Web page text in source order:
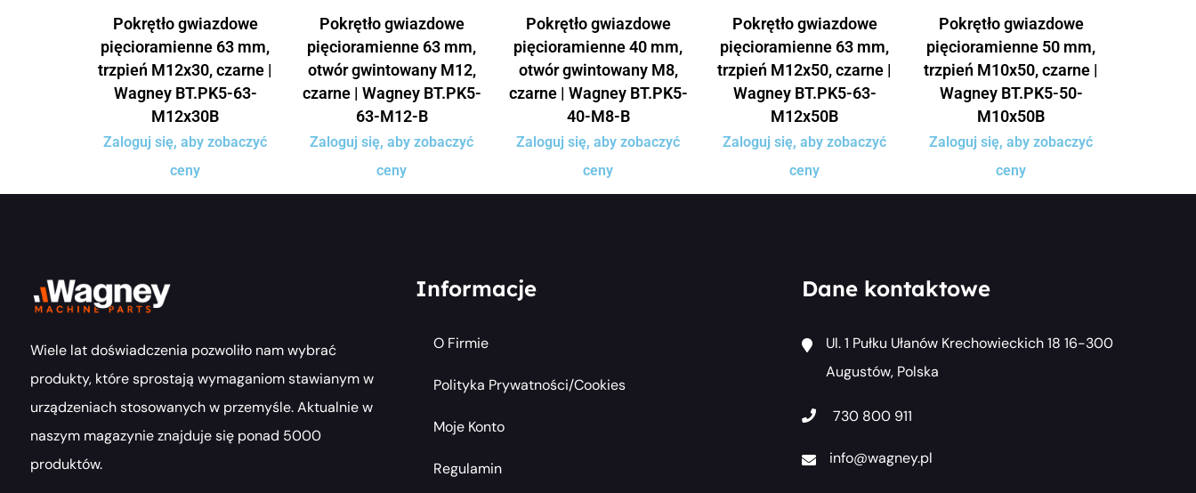
Pokrętło gwiazdowe
pięcioramienne 63 mm,
trzpień M12x30, czarne |
Wagney BT.PK5-63-
M12x30B
Zaloguj się, aby zobaczyć
ceny
Pokrętło gwiazdowe
pięcioramienne 63 mm,
otwór gwintowany M12,
czarne | Wagney BT.PK5-
63-M12-B
Zaloguj się, aby zobaczyć
ceny
Pokrętło gwiazdowe
pięcioramienne 40 mm,
otwór gwintowany M8,
czarne | Wagney BT.PK5-
40-M8-B
Zaloguj się, aby zobaczyć
ceny
Pokrętło gwiazdowe
pięcioramienne 63 mm,
trzpień M12x50, czarne |
Wagney BT.PK5-63-
M12x50B
Zaloguj się, aby zobaczyć
ceny
Pokrętło gwiazdowe
pięcioramienne 50 mm,
trzpień M10x50, czarne |
Wagney BT.PK5-50-
M10x50B
Zaloguj się, aby zobaczyć
ceny
Wiele lat doświadczenia pozwoliło nam wybrać
produkty, które sprostają wymaganiom stawianym w
urządzeniach stosowanych w przemyśle. Aktualnie w
naszym magazynie znajduje się ponad 5000
produktów.
Informacje
O Firmie
Polityka Prywatności/cookies
Moje Konto
Regulamin
Dane kontaktowe
Ul. 1 Pułku Ułanów Krechowieckich 18 16-300
Augustów, Polska
730 800 911
info@wagney.pl